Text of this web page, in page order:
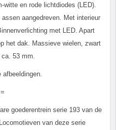
witte en rode lichtdiodes (LED).
aangedreven. Met interieur
met LED. Apart
het dak. Massieve wielen, zwart
53 mm.
afbeeldingen.
goederentrein serie 193 van de
van deze serie